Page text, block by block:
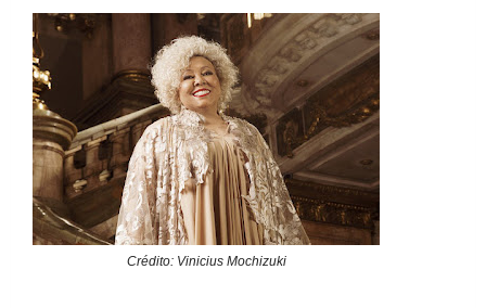
Crédito: Vinicius Mochizuki